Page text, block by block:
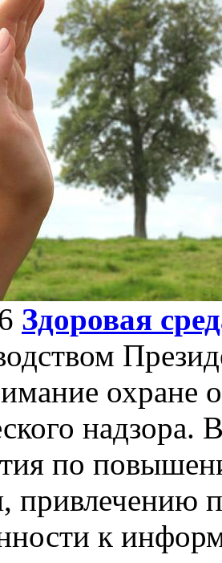
Здоровая
надзора.
по
привлечению
к